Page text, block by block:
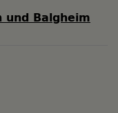
und Balgheim